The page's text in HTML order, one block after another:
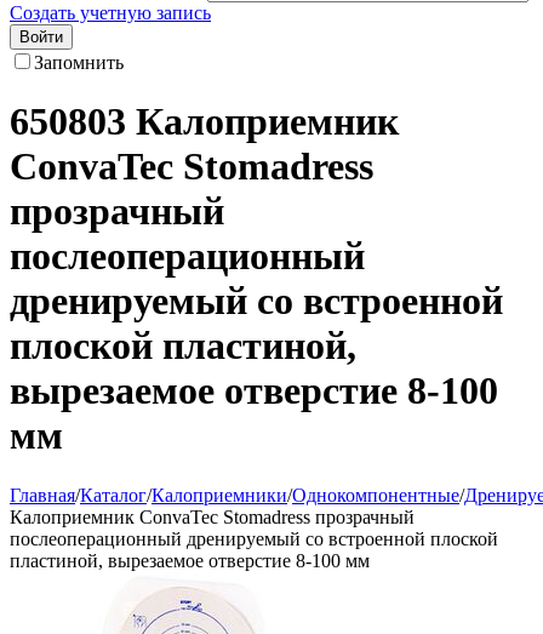
Создать учетную запись
Войти
Запомнить
650803 Калоприемник
ConvaTec Stomadress
прозрачный
послеоперационный
дренируемый со встроенной
плоской пластиной,
вырезаемое отверстие 8-100
мм
Главная/Каталог/Калоприемники/Однокомпонентные/
Калоприемник ConvaTec Stomadress прозрачный
послеоперационный дренируемый со встроенной плоской
пластиной, вырезаемое отверстие 8-100 мм